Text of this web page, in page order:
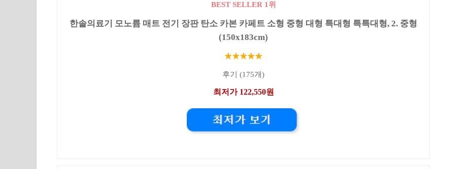
BEST SELLER 1위
한솔의료기 모노륨 매트 전기 장판 탄소 카본 카페트 소형 중형 대형 특대형 특특대형, 2. 중형
(150x183cm)
★★★★★
후기 (175개)
최저가 122,550원